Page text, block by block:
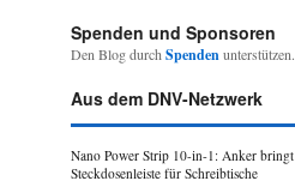
Spenden und Sponsoren
Den Blog durch Spendenunterstützen.
Aus dem DNV-Netzwerk
Nano Power Strip 10-in-1: Anker bringt
Steckdosenleiste für Schreibtische